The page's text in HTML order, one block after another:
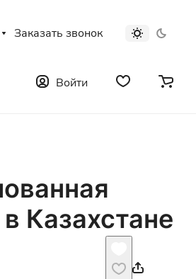
Заказать звонок
Войти
Казахстане